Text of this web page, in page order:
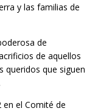
y las familias de
de
de aquellos
queridos que siguen
en el Comité de